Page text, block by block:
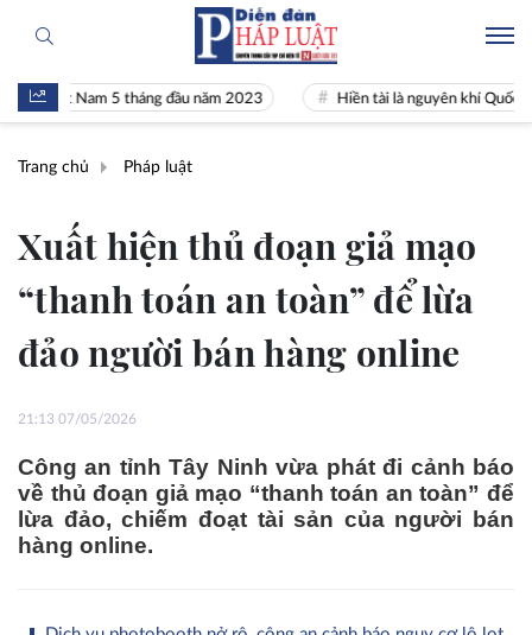
Nam 5 tháng đầu năm 2023 Hiền tài là nguyên khí Quốc gia
Trang chủ Pháp luật
Xuất hiện thủ đoạn giả mạo
“thanh toán an toàn” để lừa
đảo người bán hàng online
21:13 07/05/2026
Công an tỉnh Tây Ninh vừa phát đi cảnh báo
về thủ đoạn giả mạo “thanh toán an toàn” để
lừa đảo, chiếm đoạt tài sản của người bán
hàng online.